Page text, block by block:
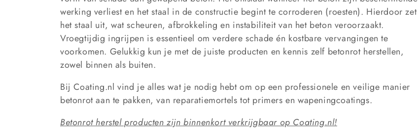
e
c
t
i
e
werking verliest en het staal in de constructie begint te corroderen (roesten). Hierdoor zet
het staal uit, wat scheuren, afbrokkeling en instabiliteit van het beton veroorzaakt.
Vroegtijdig ingrijpen is essentieel om verdere schade én kostbare vervangingen te
voorkomen. Gelukkig kun je met de juiste producten en kennis zelf betonrot herstellen,
zowel binnen als buiten.
Bij Coating.nl vind je alles wat je nodig hebt om op een professionele en veilige manier
betonrot aan te pakken, van reparatiemortels tot primers en wapeningcoatings.
Betonrot herstel producten zijn binnenkort verkrijgbaar op Coating.nl!